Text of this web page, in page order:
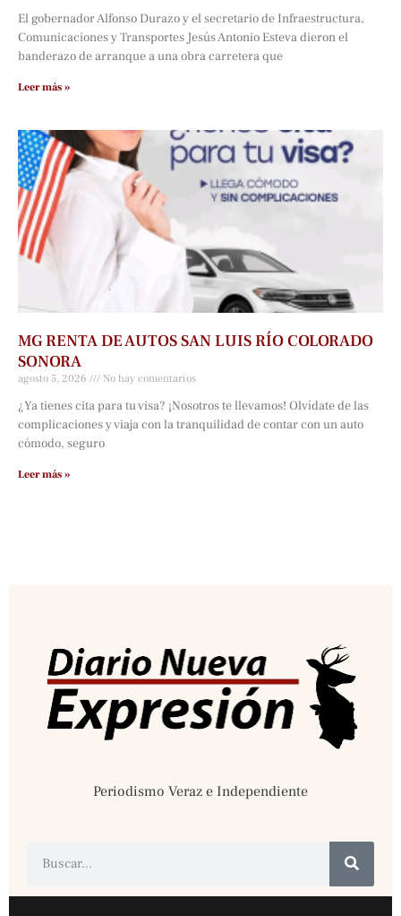
El gobernador Alfonso Durazo y el secretario de Infraestructura,
Comunicaciones y Transportes Jesús Antonio Esteva dieron el
banderazo de arranque a una obra carretera que
Leer más »
MG RENTA DE AUTOS SAN LUIS RÍO COLORADO
SONORA
agosto 5, 2026 No hay comentarios
¿Ya tienes cita para tu visa? ¡Nosotros te llevamos! Olvídate de las
complicaciones y viaja con la tranquilidad de contar con un auto
cómodo, seguro
Leer más »
Periodismo Veraz e Independiente